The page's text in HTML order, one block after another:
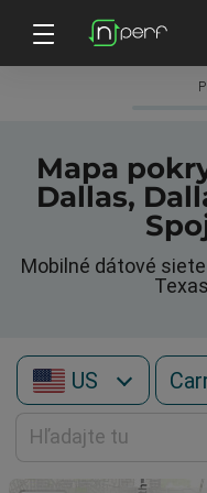
Mapa
Dallas,
Mobilné dátové
US